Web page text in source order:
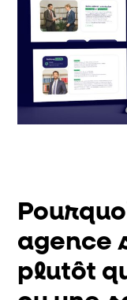
agence
plutôt